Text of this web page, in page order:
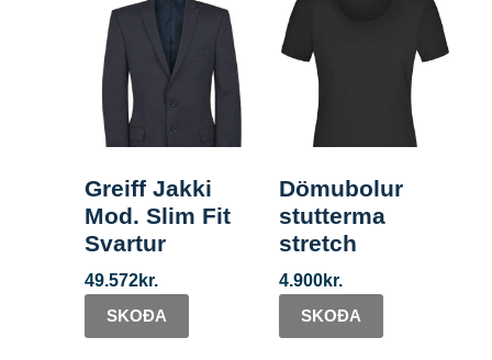
Greiff Jakki
Mod. Slim Fit
Svartur
49.572kr.
SKOÐA
Dömubolur
stutterma
stretch
4.900kr.
SKOÐA